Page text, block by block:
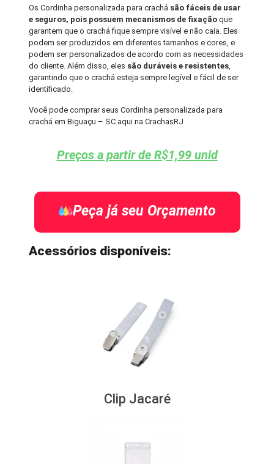
Os Cordinha personalizada para crachá são fáceis de usar
e seguros, pois possuem mecanismos de fixação que
garantem que o crachá fique sempre visível e não caia. Eles
podem ser produzidos em diferentes tamanhos e cores, e
podem ser personalizados de acordo com as necessidades
do cliente. Além disso, eles são duráveis e resistentes,
garantindo que o crachá esteja sempre legível e fácil de ser
identificado.
Você pode comprar seus Cordinha personalizada para
crachá em Biguaçu – SC aqui na CrachasRJ
Preços a partir de R$1,99 unid
Peça já seu Orçamento
Acessórios disponíveis:
Clip Jacaré